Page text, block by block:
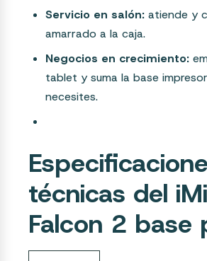
Servicio en salón: atiende y
amarrado a la caja.
Negocios en crecimiento:
tablet y suma la base
necesites.
técnicas del
Falcon 2 base